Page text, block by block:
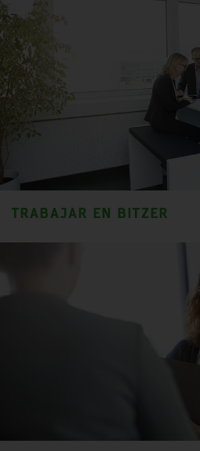
TRABAJAR EN BITZER